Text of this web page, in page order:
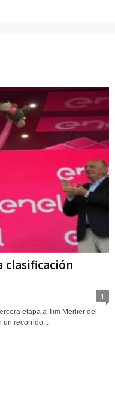
clasificación
1
etapa a Tim Merlier del
recorrido...